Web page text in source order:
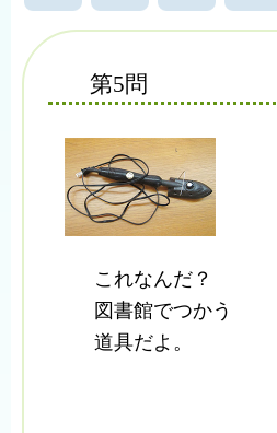
第5問
これなんだ？
図書館でつかう
道具だよ。